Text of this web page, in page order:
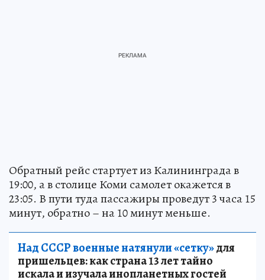
Обратный рейс стартует из Калининграда в
19:00, а в столице Коми самолет окажется в
23:05. В пути туда пассажиры проведут 3 часа 15
минут, обратно – на 10 минут меньше.
Над СССР военные натянули «сетку»для
пришельцев: как страна 13 лет тайно
искала и изучала инопланетных гостей